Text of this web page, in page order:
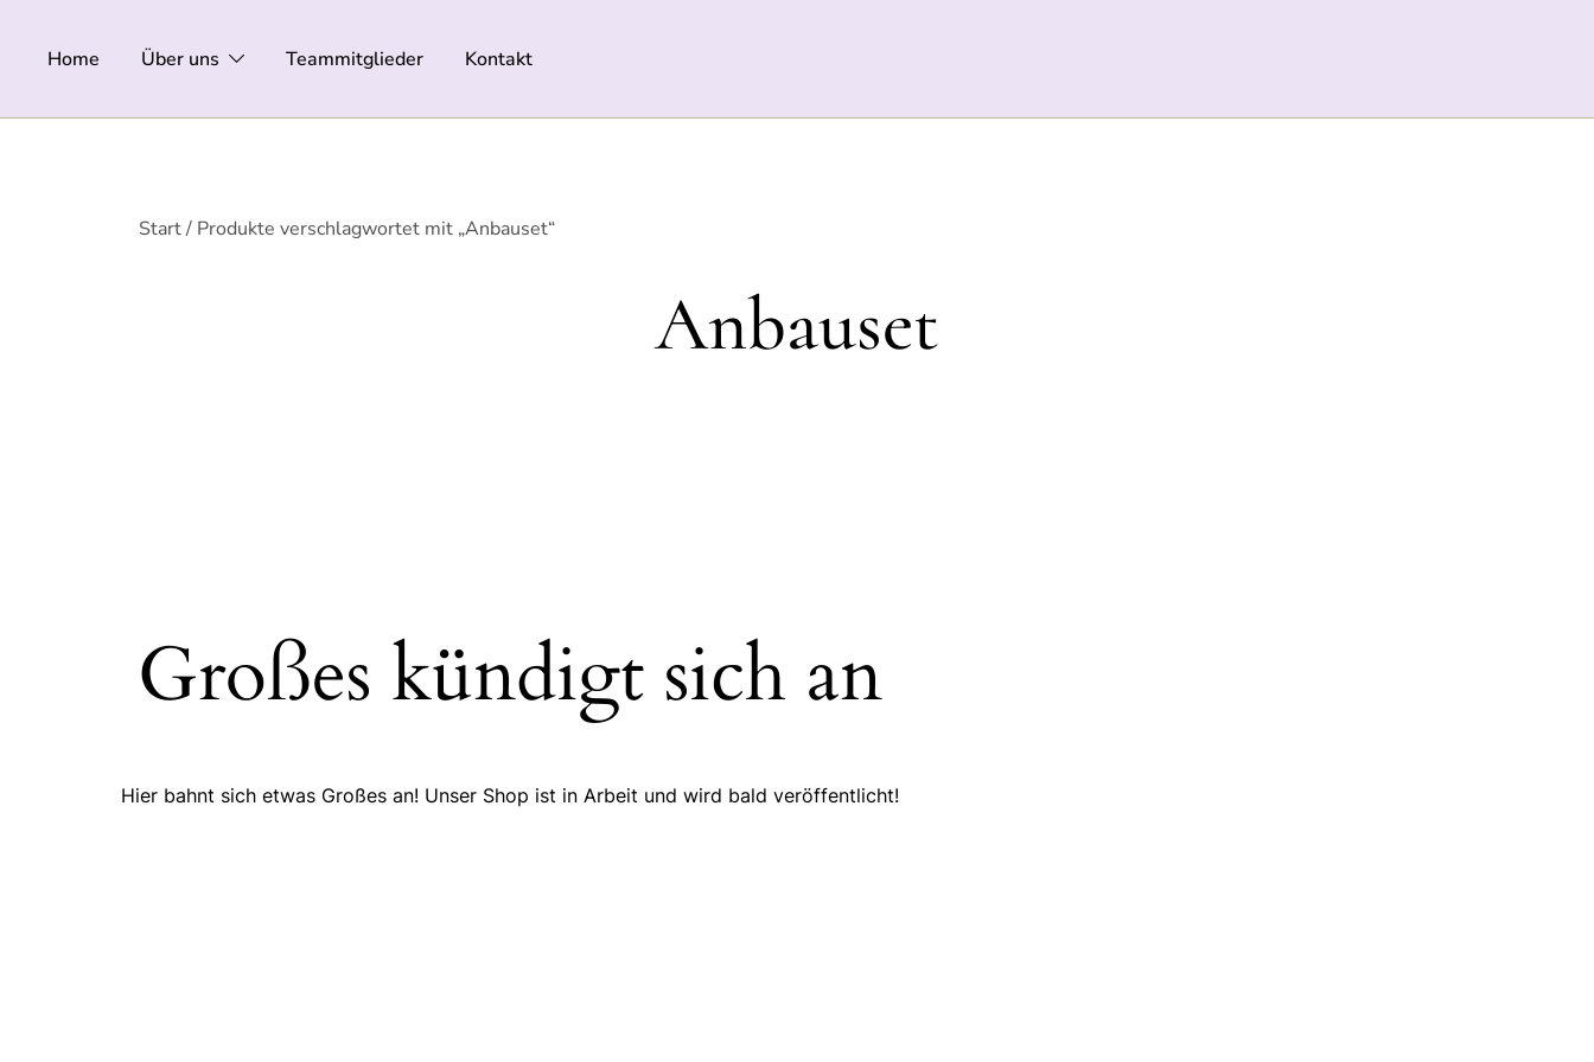
Home Über uns Teammitglieder Kontakt
Start/ Produkte verschlagwortet mit „Anbauset“
Anbauset
Großes kündigt sich an
Hier bahnt sich etwas Großes an! Unser Shop ist in Arbeit und wird bald veröffentlicht!